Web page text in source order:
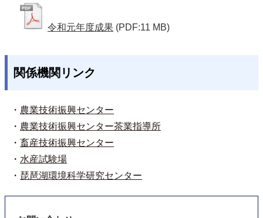
令和元年度成果 (PDF:11 MB)
関係機関リンク
・ 農業技術振興センター
・ 農業技術振興センター茶業指導所
・ 畜産技術振興センター
・ 水産試験場
・ 琵琶湖環境科学研究センター